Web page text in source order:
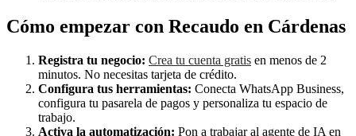
Cómo empezar con Recaudo en Cárdenas
Registra tu negocio: Crea tu cuenta gratis en menos de 2
minutos. No necesitas tarjeta de crédito.
Configura tus herramientas: Conecta WhatsApp Business,
configura tu pasarela de pagos y personaliza tu espacio de
trabajo.
Activa la automatización: Pon a trabajar al agente de IA en